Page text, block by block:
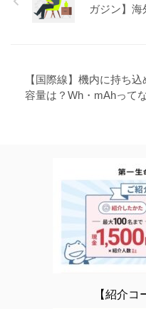
ガジン】海
【国際線】機内に持ち
容量は？Wh・mAhって
【紹介コ